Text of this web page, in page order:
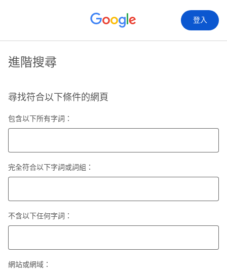
登入
進階搜尋
尋找符合以下條件的網頁
包含以下所有字詞：
完全符合以下字詞或詞組：
不含以下任何字詞：
網站或網域：